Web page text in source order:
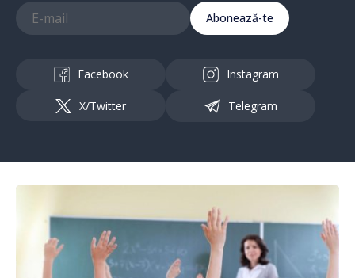
Abonează-te
Facebook Instagram
X/Twitter Telegram